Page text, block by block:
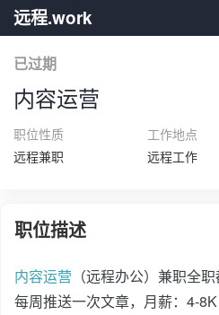
远程.work
已过期
内容运营
职位性质
远程兼职
工作地点
远程工作
职位描述
内容运营 （远程办公）兼职全
每周推送一次文章，月薪：4-